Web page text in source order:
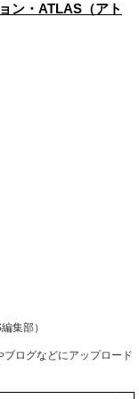
ン・ATLAS（アト
集部）
ログなどにアップロード